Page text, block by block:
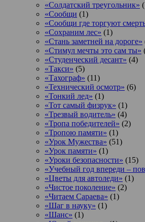
«Солдатский треугольник»
«Сообщи (1)
«Сообщи где торгуют
«Сохраним лес» (1)
«Стань заметней на дороге»
«Стимул мечты это сам ты»
«Студенческий десант» (4)
«Такси» (5)
«Тахограф» (11)
«Технический осмотр» (6)
«Тонкий лед» (1)
«Тот самый физрук» (1)
«Трезвый водитель» (4)
«Тропа победителей» (2)
«Тропою памяти» (1)
«Урок Мужества» (51)
«Урок памяти» (1)
«Уроки безопасности» (15)
«Учебный год впереди –
«Цветы для автоледи» (1)
«Чистое поколение» (2)
«Читаем Сараева» (1)
«Шаг в науку» (1)
«Шанс» (1)